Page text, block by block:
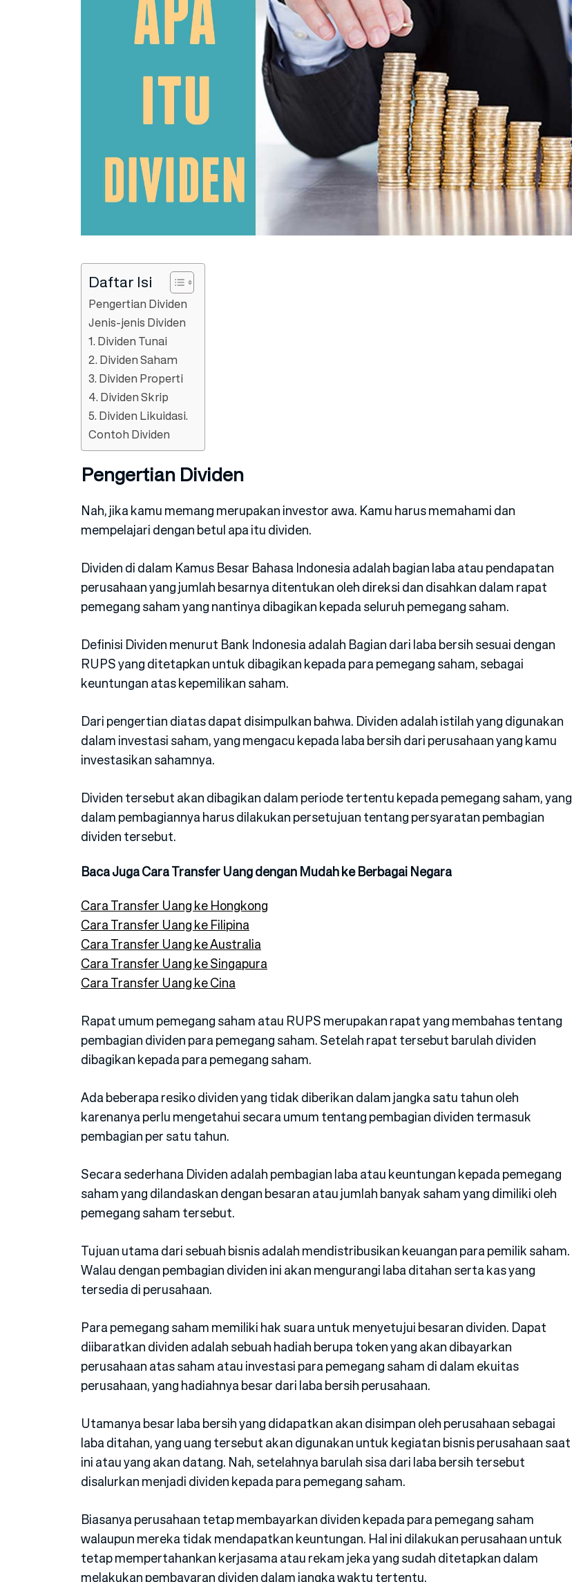
Daftar Isi
Pengertian Dividen
Jenis-jenis Dividen
1. Dividen Tunai
2. Dividen Saham
3. Dividen Properti
4. Dividen Skrip
5. Dividen Likuidasi.
Contoh Dividen
Pengertian Dividen
Nah, jika kamu memang merupakan investor awa. Kamu harus memahami dan
mempelajari dengan betul apa itu dividen.
Dividen di dalam Kamus Besar Bahasa Indonesia adalah bagian laba atau pendapatan
perusahaan yang jumlah besarnya ditentukan oleh direksi dan disahkan dalam rapat
pemegang saham yang nantinya dibagikan kepada seluruh pemegang saham.
Definisi Dividen menurut Bank Indonesia adalah Bagian dari laba bersih sesuai dengan
RUPS yang ditetapkan untuk dibagikan kepada para pemegang saham, sebagai
keuntungan atas kepemilikan saham.
Dari pengertian diatas dapat disimpulkan bahwa. Dividen adalah istilah yang digunakan
dalam investasi saham, yang mengacu kepada laba bersih dari perusahaan yang kamu
investasikan sahamnya.
Dividen tersebut akan dibagikan dalam periode tertentu kepada pemegang saham, yang
dalam pembagiannya harus dilakukan persetujuan tentang persyaratan pembagian
dividen tersebut.
Baca Juga Cara Transfer Uang dengan Mudah ke Berbagai Negara
Cara Transfer Uang ke Hongkong
Cara Transfer Uang ke Filipina
Cara Transfer Uang ke Australia
Cara Transfer Uang ke Singapura
Cara Transfer Uang ke Cina
Rapat umum pemegang saham atau RUPS merupakan rapat yang membahas tentang
pembagian dividen para pemegang saham. Setelah rapat tersebut barulah dividen
dibagikan kepada para pemegang saham.
Ada beberapa resiko dividen yang tidak diberikan dalam jangka satu tahun oleh
karenanya perlu mengetahui secara umum tentang pembagian dividen termasuk
pembagian per satu tahun.
Secara sederhana Dividen adalah pembagian laba atau keuntungan kepada pemegang
saham yang dilandaskan dengan besaran atau jumlah banyak saham yang dimiliki oleh
pemegang saham tersebut.
Tujuan utama dari sebuah bisnis adalah mendistribusikan keuangan para pemilik saham.
Walau dengan pembagian dividen ini akan mengurangi laba ditahan serta kas yang
tersedia di perusahaan.
Para pemegang saham memiliki hak suara untuk menyetujui besaran dividen. Dapat
diibaratkan dividen adalah sebuah hadiah berupa token yang akan dibayarkan
perusahaan atas saham atau investasi para pemegang saham di dalam ekuitas
perusahaan, yang hadiahnya besar dari laba bersih perusahaan.
Utamanya besar laba bersih yang didapatkan akan disimpan oleh perusahaan sebagai
laba ditahan, yang uang tersebut akan digunakan untuk kegiatan bisnis perusahaan saat
ini atau yang akan datang. Nah, setelahnya barulah sisa dari laba bersih tersebut
disalurkan menjadi dividen kepada para pemegang saham.
Biasanya perusahaan tetap membayarkan dividen kepada para pemegang saham
walaupun mereka tidak mendapatkan keuntungan. Hal ini dilakukan perusahaan untuk
tetap mempertahankan kerjasama atau rekam jeka yang sudah ditetapkan dalam
melakukan pembayaran dividen dalam jangka waktu tertentu.